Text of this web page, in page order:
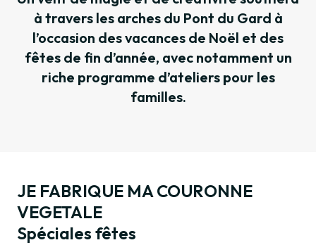
à travers les arches du Pont du Gard à
l’occasion des vacances de Noël et des
fêtes de fin d’année, avec notamment un
riche programme d’ateliers pour les
familles.
JE FABRIQUE MA COURONNE
VEGETALE
Spéciales fêtes